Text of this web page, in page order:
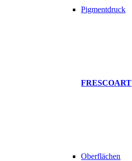
Pigmentdruck
FRESCOART
Oberflächen